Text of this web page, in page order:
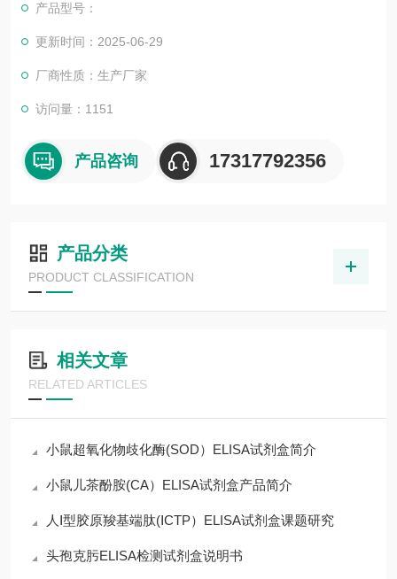
的合作关系，共同努力合作共赢。
产品型号：
更新时间：2025-06-29
厂商性质：生产厂家
访问量：1151
产品咨询 17317792356
产品分类
PRODUCT CLASSIFICATION
相关文章
RELATED ARTICLES
小鼠超氧化物歧化酶(SOD）ELISA试剂盒简介
小鼠儿茶酚胺(CA）ELISA试剂盒产品简介
人Ⅰ型胶原羧基端肽(ⅠCTP）ELISA试剂盒课题研究
头孢克肟ELISA检测试剂盒说明书